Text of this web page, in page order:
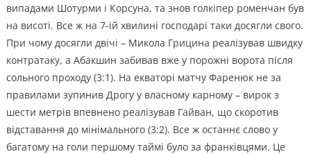
випадами Шотурми і Корсуна, та знов голкіпер роменчан був
на висоті. Все ж на 7-ій хвилині господарі таки досягли свого.
При чому досягли двічі – Микола Грицина реалізував швидку
контратаку, а Абакшин забивав вже у порожні ворота після
сольного проходу (3:1). На екваторі матчу Фаренюк не за
правилами зупинив Дрогу у власному карному – вирок з
шести метрів впевнено реалізував Гайван, що скоротив
відставання до мінімального (3:2). Все ж останнє слово у
багатому на голи першому таймі було за франківцями. Це